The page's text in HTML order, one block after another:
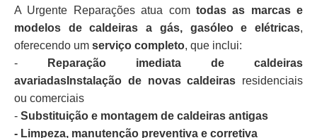
A Urgente Reparações atua com todas as marcas e
modelos de caldeiras a gás, gasóleo e elétricas,
oferecendo um serviço completo, que inclui:
-
Reparação imediata de caldeiras
avariadasInstalação de novas caldeiras residenciais
ou comerciais
- Substituição e montagem de caldeiras antigas
- Limpeza, manutenção preventiva e corretiva